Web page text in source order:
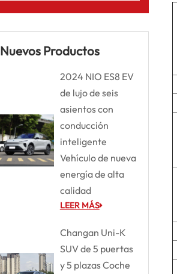
Nuevos Productos
2024 NIO ES8 EV
de lujo de seis
asientos con
conducción
inteligente
Vehículo de nueva
energía de alta
calidad
LEER MÁS
Changan Uni-K
SUV de 5 puertas
y 5 plazas Coche